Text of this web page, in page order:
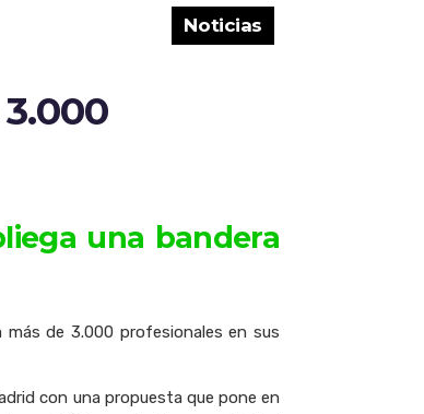
Noticias
una bandera
más de 3.000 profesionales en sus
con una propuesta que pone en